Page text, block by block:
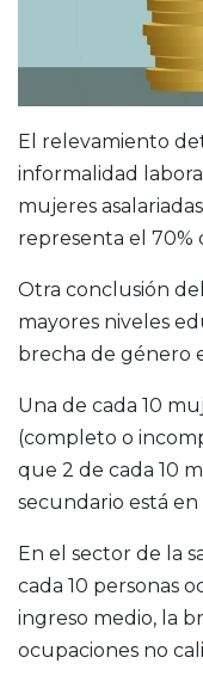
El relevamiento
informalidad
mujeres
representa el 70%
Otra conclusión
mayores niveles
brecha de género
Una de cada 10
(completo o
que 2 de cada 10
secundario está en
En el sector de la
cada 10 personas
ingreso medio, la
ocupaciones no